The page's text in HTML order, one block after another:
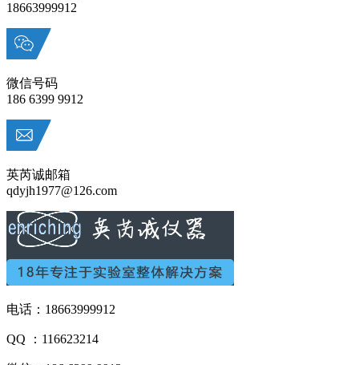
18663999912
微信号码
186 6399 9912
英芮诚邮箱
qdyjh1977@126.com
电话：18663999912
QQ ：116623214